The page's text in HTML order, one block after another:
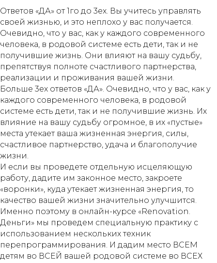
Ответов «ДА» от 1го до 3ех. Вы учитесь управлять
своей жизнью, и это неплохо у вас получается.
Очевидно, что у вас, как у каждого современного
человека, в родовой системе есть дети, так и не
получившие жизнь. Они влияют на вашу судьбу,
препятствуя полноте счастливого партнерства,
реализации и проживания вашей жизни.
Больше 3ех ответов «ДА». Очевидно, что у вас, как у
каждого современного человека, в родовой
системе есть дети, так и не получившие жизнь. Их
влияние на вашу судьбу огромное, в их «пустые»
места утекает ваша жизненная энергия, силы,
счастливое партнерство, удача и благополучие
жизни.
И если вы проведете отдельную исцеляющую
работу, дадите им законное место, закроете
«воронки», куда утекает жизненная энергия, то
качество вашей жизни значительно улучшится.
Именно поэтому в онлайн-курсе «Renovation.
Деньги» мы проведем специальную практику с
использованием нескольких техник
перепрограммирования. И дадим место ВСЕМ
детям во ВСЕЙ вашей родовой системе во ВСЕХ